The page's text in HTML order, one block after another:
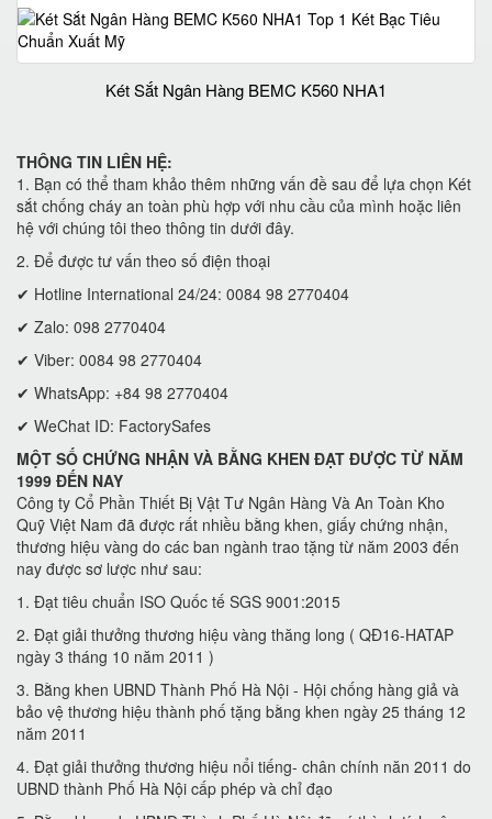
Két Sắt Ngân Hàng BEMC K560 NHA1
THÔNG TIN LIÊN HỆ:
1. Bạn có thể tham khảo thêm những vấn đề sau để lựa chọn Két
sắt chống cháy an toàn phù hợp với nhu cầu của mình hoặc liên
hệ với chúng tôi theo thông tin dưới đây.
2. Để được tư vấn theo số điện thoại
✔ Hotline International 24/24: 0084 98 2770404
✔ Zalo: 098 2770404
✔ Viber: 0084 98 2770404
✔ WhatsApp: +84 98 2770404
✔ WeChat ID: FactorySafes
MỘT SỐ CHỨNG NHẬN VÀ BẰNG KHEN ĐẠT ĐƯỢC TỪ NĂM
1999 ĐẾN NAY
Công ty Cổ Phần Thiết Bị Vật Tư Ngân Hàng Và An Toàn Kho
Quỹ Việt Nam đã được rất nhiều bằng khen, giấy chứng nhận,
thương hiệu vàng do các ban ngành trao tặng từ năm 2003 đến
nay được sơ lược như sau:
1. Đạt tiêu chuẩn ISO Quốc tế SGS 9001:2015
2. Đạt giải thưởng thương hiệu vàng thăng long ( QĐ16-HATAP
ngày 3 tháng 10 năm 2011 )
3. Bằng khen UBND Thành Phố Hà Nội - Hội chống hàng giả và
bảo vệ thương hiệu thành phố tặng bằng khen ngày 25 tháng 12
năm 2011
4. Đạt giải thưởng thương hiệu nổi tiếng- chân chính năn 2011 do
UBND thành Phố Hà Nội cấp phép và chỉ đạo